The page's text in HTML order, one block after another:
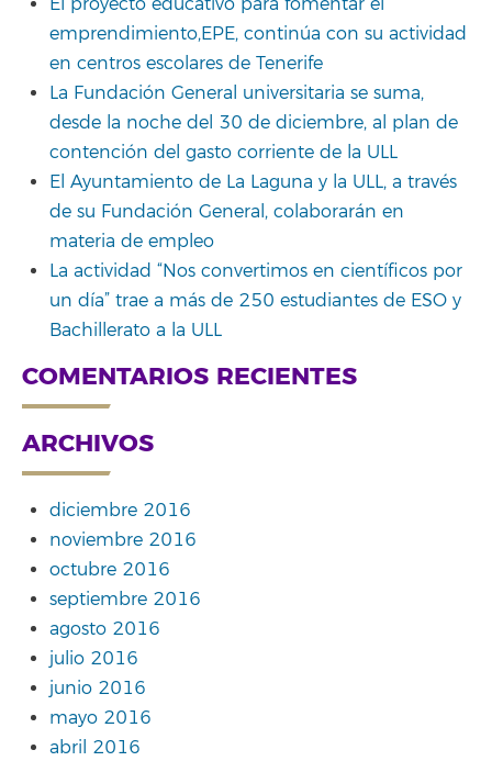
El proyecto educativo para fomentar el
emprendimiento,EPE, continúa con su actividad
en centros escolares de Tenerife
La Fundación General universitaria se suma,
desde la noche del 30 de diciembre, al plan de
contención del gasto corriente de la ULL
El Ayuntamiento de La Laguna y la ULL, a través
de su Fundación General, colaborarán en
materia de empleo
La actividad “Nos convertimos en científicos por
un día” trae a más de 250 estudiantes de ESO y
Bachillerato a la ULL
COMENTARIOS RECIENTES
ARCHIVOS
diciembre 2016
noviembre 2016
octubre 2016
septiembre 2016
agosto 2016
julio 2016
junio 2016
mayo 2016
abril 2016